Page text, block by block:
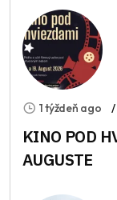
1 týždeň ago
KINO POD
AUGUSTE